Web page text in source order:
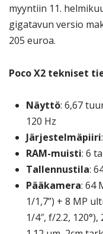
myyntiin 11.
gigatavun versio
205 euroa.
Poco X2 tekniset
Näyttö: 6,67
120 Hz
Järjestelmäpiiri
RAM-muisti: 6
Tallennustila:
Pääkamera: 64
1/1,7”) + 8 MP
1/4″, f/2.2,